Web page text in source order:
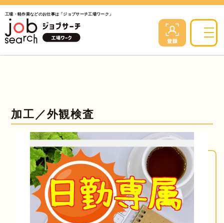
工場・軽作業などのお仕事は「ジョブサーチ工場ワーク」
加工／外観検査